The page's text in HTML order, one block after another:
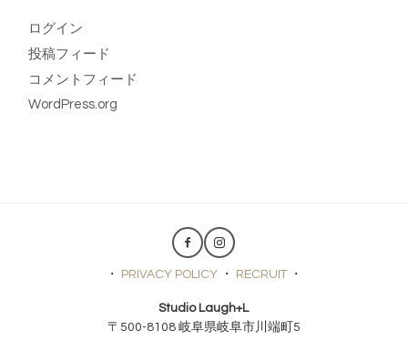
ログイン
投稿フィード
コメントフィード
WordPress.org
・ PRIVACY POLICY・ RECRUIT・
Studio Laugh+L
〒500-8108 岐阜県岐阜市川端町5